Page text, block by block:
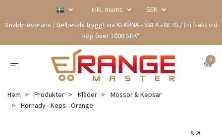
Inkl. moms
SEK
Snabb leverans / Delbetala tryggt via KLARNA - SVEA - NETS / Fri frakt vid
köp över 1000 SEK*
0
Hem Produkter Kläder
Mössor & Kepsar
Hornady - Keps - Orange